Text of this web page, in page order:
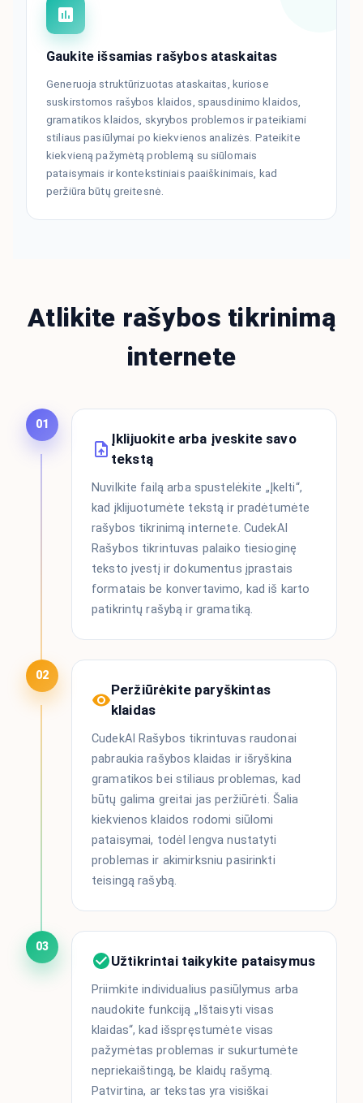
Gaukite išsamias rašybos ataskaitas
Generuoja struktūrizuotas ataskaitas, kuriose
suskirstomos rašybos klaidos, spausdinimo klaidos,
gramatikos klaidos, skyrybos problemos ir pateikiami
stiliaus pasiūlymai po kiekvienos analizės. Pateikite
kiekvieną pažymėtą problemą su siūlomais
pataisymais ir kontekstiniais paaiškinimais, kad
peržiūra būtų greitesnė.
Atlikite rašybos tikrinimą
internete
01
Įklijuokite arba įveskite savo
tekstą
Nuvilkite failą arba spustelėkite „Įkelti“,
kad įklijuotumėte tekstą ir pradėtumėte
rašybos tikrinimą internete. CudekAI
Rašybos tikrintuvas palaiko tiesioginę
teksto įvestį ir dokumentus įprastais
formatais be konvertavimo, kad iš karto
patikrintų rašybą ir gramatiką.
02
Peržiūrėkite paryškintas
klaidas
CudekAI Rašybos tikrintuvas raudonai
pabraukia rašybos klaidas ir išryškina
gramatikos bei stiliaus problemas, kad
būtų galima greitai jas peržiūrėti. Šalia
kiekvienos klaidos rodomi siūlomi
pataisymai, todėl lengva nustatyti
problemas ir akimirksniu pasirinkti
teisingą rašybą.
03
Užtikrintai taikykite pataisymus
Priimkite individualius pasiūlymus arba
naudokite funkciją „Ištaisyti visas
klaidas“, kad išspręstumėte visas
pažymėtas problemas ir sukurtumėte
nepriekaištingą, be klaidų rašymą.
Patvirtina, ar tekstas yra visiškai